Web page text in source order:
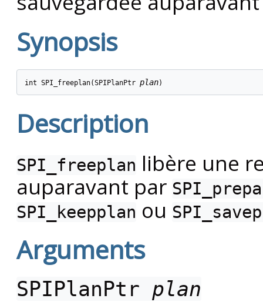
Synopsis
int SPI_freeplan(SPIPlanPtr plan)
Description
SPI_freeplan libère une
auparavant par
SPI_keepplan ou
Arguments
SPIPlanPtr plan